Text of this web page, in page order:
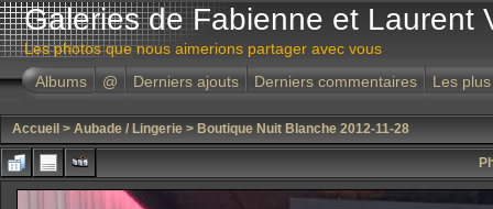
Galeries de Fabienne et Laurent
Les photos que nous aimerions partager avec vous
Albums
@ Derniers ajouts Derniers commentaires Les
Accueil > Aubade / Lingerie > Boutique Nuit Blanche 2012-11-28